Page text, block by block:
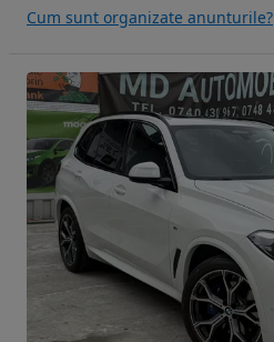
Cum sunt organizate anunturile?